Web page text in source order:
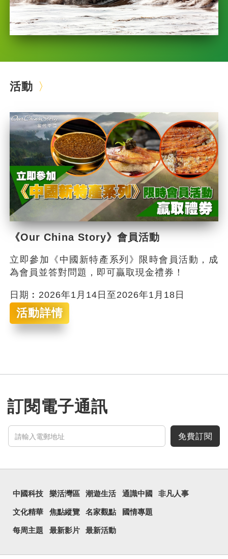
活動
《Our China Story》會員活動
立即參加《中國新特產系列》限時會員活動，成
為會員並答對問題，即可贏取現金禮券！
日期︰2026年1月14日至2026年1月18日
活動詳情
訂閱電子通訊
免費訂閱
中國科技 樂活灣區 潮遊生活 通識中國 非凡人事
文化精華 焦點縱覽 名家觀點 國情專題
每周主題 最新影片 最新活動